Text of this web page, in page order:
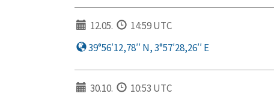
12.05.
14:59 UTC
39°56′12,78′′ N, 3°57′28,26′′ E
30.10.
10:53 UTC